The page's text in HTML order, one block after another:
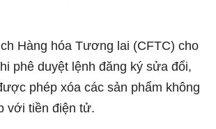
Hàng hóa Tương lai (CFTC) cho
phê duyệt lệnh đăng ký sửa đổi,
phép xóa các sản phẩm không
với tiền điện tử.